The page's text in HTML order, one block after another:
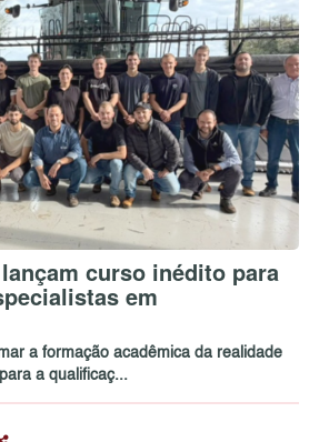
lançam curso inédito para
em
a formação acadêmica da realidade
a qualificaç...